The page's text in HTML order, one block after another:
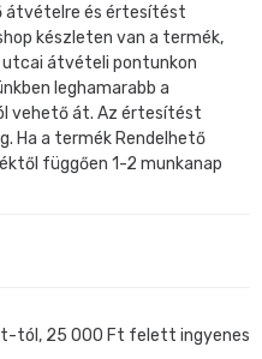
átvételre és értesítést
készleten van a termék,
utcai átvételi pontunkon
leghamarabb a
vehető át. Az értesítést
Ha a termék Rendelhető
függően 1-2 munkanap
tól, 25 000 Ft felett ingyenes